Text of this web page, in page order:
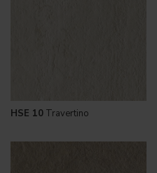
HSE 10 Travertino